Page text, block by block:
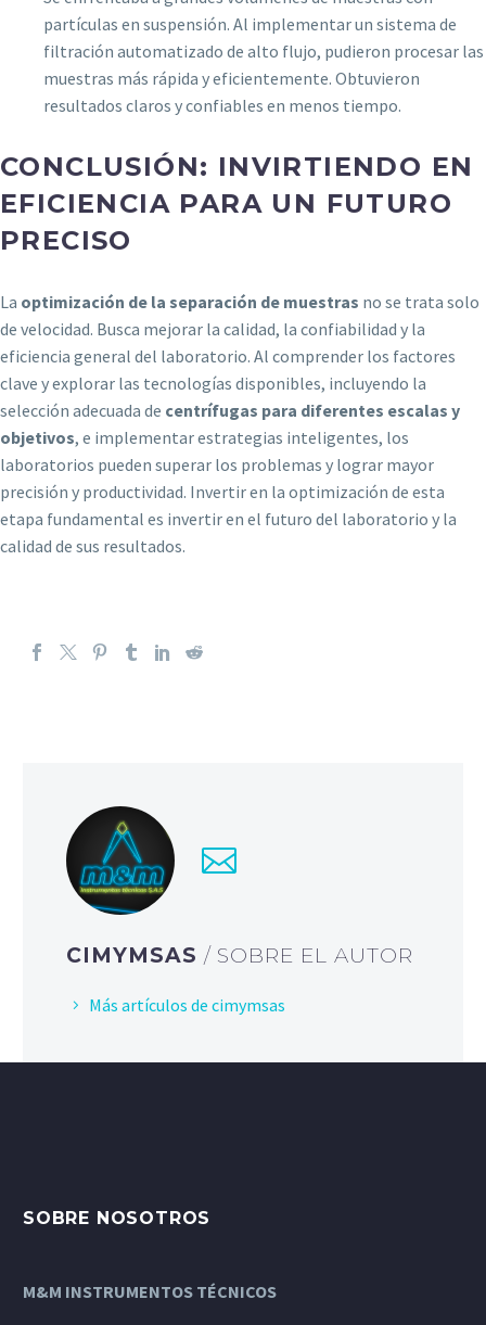
partículas en suspensión. Al implementar un sistema de
filtración automatizado de alto flujo, pudieron procesar las
muestras más rápida y eficientemente. Obtuvieron
resultados claros y confiables en menos tiempo.
CONCLUSIÓN: INVIRTIENDO EN
EFICIENCIA PARA UN FUTURO
PRECISO
La optimización de la separación de muestras no se trata solo
de velocidad. Busca mejorar la calidad, la confiabilidad y la
eficiencia general del laboratorio. Al comprender los factores
clave y explorar las tecnologías disponibles, incluyendo la
selección adecuada de centrífugas para diferentes escalas y
objetivos, e implementar estrategias inteligentes, los
laboratorios pueden superar los problemas y lograr mayor
precisión y productividad. Invertir en la optimización de esta
etapa fundamental es invertir en el futuro del laboratorio y la
calidad de sus resultados.
CIMYMSAS / SOBRE EL AUTOR
Más artículos de cimymsas
SOBRE NOSOTROS
M&M INSTRUMENTOS TÉCNICOS